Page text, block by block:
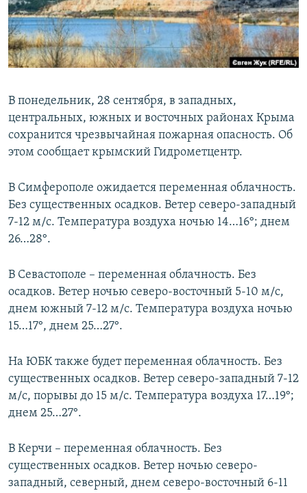
ПОБЕДИТЕЛЕЙ НЕ СУДЯТ?
КРЫМ.НЕПОКОРЕННЫЙ
ELIFBE
ПРИСОЕДИНЯЙТЕСЬ!
Все сайты RFE/RL
В понедельник, 28 сентября, в западных,
центральных, южных и восточных районах Крыма
сохранится чрезвычайная пожарная опасность. Об
этом сообщает крымский Гидрометцентр.
В Симферополе ожидается переменная облачность.
Без существенных осадков. Ветер северо-западный
7-12 м/с. Температура воздуха ночью 14…16°; днем
26…28°.
В Севастополе – переменная облачность. Без
осадков. Ветер ночью северо-восточный 5-10 м/с,
днем южный 7-12 м/с. Температура воздуха ночью
15…17°, днем 25…27°.
На ЮБК также будет переменная облачность. Без
существенных осадков. Ветер северо-западный 7-12
м/с, порывы до 15 м/с. Температура воздуха 17…19°;
днем 25…27°.
В Керчи – переменная облачность. Без
существенных осадков. Ветер ночью северо-
западный, северный, днем северо-восточный 6-11